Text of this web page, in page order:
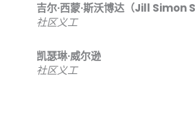
吉尔·西蒙·斯沃博达（Jill Simon
社区义工
凯瑟琳·威尔逊
社区义工